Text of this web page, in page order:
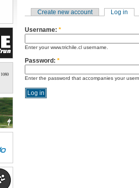
Create new account Log in
Username: *
Enter your www.trichile.cl username.
Password: *
Enter the password that accompanies your